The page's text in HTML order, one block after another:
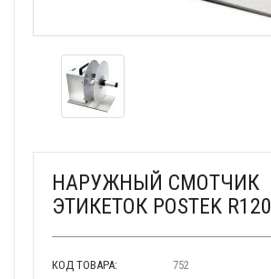
НАРУЖНЫЙ СМОТЧИК
ЭТИКЕТОК POSTEK R120
КОД ТОВАРА: 752